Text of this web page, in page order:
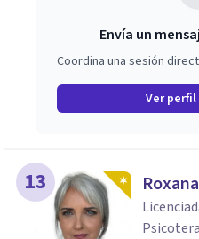
Envía un
Coordina una sesión
Ver
13